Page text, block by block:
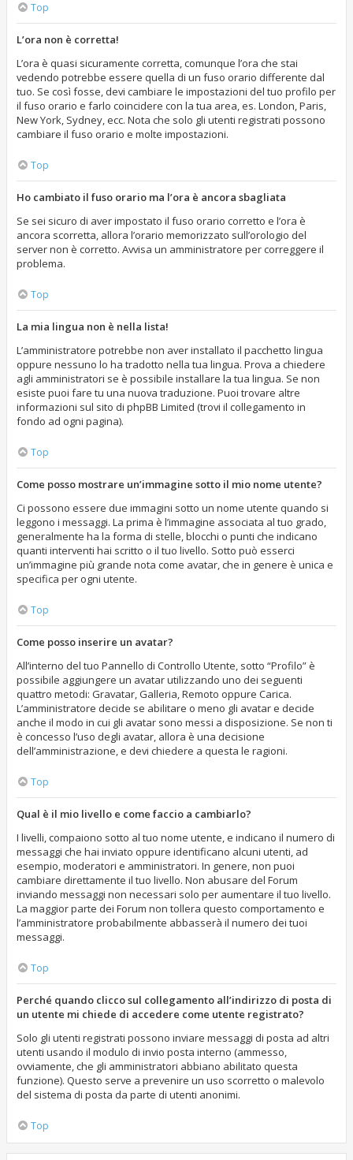
Top
L’ora non è corretta!
L’ora è quasi sicuramente corretta, comunque l’ora che stai
vedendo potrebbe essere quella di un fuso orario differente dal
tuo. Se così fosse, devi cambiare le impostazioni del tuo profilo per
il fuso orario e farlo coincidere con la tua area, es. London, Paris,
New York, Sydney, ecc. Nota che solo gli utenti registrati possono
cambiare il fuso orario e molte impostazioni.
Top
Ho cambiato il fuso orario ma l’ora è ancora sbagliata
Se sei sicuro di aver impostato il fuso orario corretto e l’ora è
ancora scorretta, allora l’orario memorizzato sull’orologio del
server non è corretto. Avvisa un amministratore per correggere il
problema.
Top
La mia lingua non è nella lista!
L’amministratore potrebbe non aver installato il pacchetto lingua
oppure nessuno lo ha tradotto nella tua lingua. Prova a chiedere
agli amministratori se è possibile installare la tua lingua. Se non
esiste puoi fare tu una nuova traduzione. Puoi trovare altre
informazioni sul sito di phpBB Limited (trovi il collegamento in
fondo ad ogni pagina).
Top
Come posso mostrare un’immagine sotto il mio nome utente?
Ci possono essere due immagini sotto un nome utente quando si
leggono i messaggi. La prima è l’immagine associata al tuo grado,
generalmente ha la forma di stelle, blocchi o punti che indicano
quanti interventi hai scritto o il tuo livello. Sotto può esserci
un’immagine più grande nota come avatar, che in genere è unica e
specifica per ogni utente.
Top
Come posso inserire un avatar?
All’interno del tuo Pannello di Controllo Utente, sotto “Profilo” è
possibile aggiungere un avatar utilizzando uno dei seguenti
quattro metodi: Gravatar, Galleria, Remoto oppure Carica.
L’amministratore decide se abilitare o meno gli avatar e decide
anche il modo in cui gli avatar sono messi a disposizione. Se non ti
è concesso l’uso degli avatar, allora è una decisione
dell’amministrazione, e devi chiedere a questa le ragioni.
Top
Qual è il mio livello e come faccio a cambiarlo?
I livelli, compaiono sotto al tuo nome utente, e indicano il numero di
messaggi che hai inviato oppure identificano alcuni utenti, ad
esempio, moderatori e amministratori. In genere, non puoi
cambiare direttamente il tuo livello. Non abusare del Forum
inviando messaggi non necessari solo per aumentare il tuo livello.
La maggior parte dei Forum non tollera questo comportamento e
l’amministratore probabilmente abbasserà il numero dei tuoi
messaggi.
Top
Perché quando clicco sul collegamento all’indirizzo di posta di
un utente mi chiede di accedere come utente registrato?
Solo gli utenti registrati possono inviare messaggi di posta ad altri
utenti usando il modulo di invio posta interno (ammesso,
ovviamente, che gli amministratori abbiano abilitato questa
funzione). Questo serve a prevenire un uso scorretto o malevolo
del sistema di posta da parte di utenti anonimi.
Top